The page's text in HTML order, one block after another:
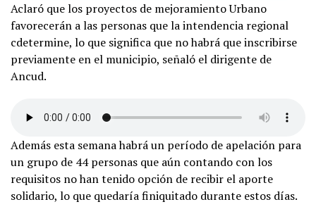
Aclaró que los proyectos de mejoramiento Urbano
favorecerán a las personas que la intendencia regional
cdetermine, lo que significa que no habrá que inscribirse
previamente en el municipio, señaló el dirigente de
Ancud.
Además esta semana habrá un período de apelación para
un grupo de 44 personas que aún contando con los
requisitos no han tenido opción de recibir el aporte
solidario, lo que quedaría finiquitado durante estos días.